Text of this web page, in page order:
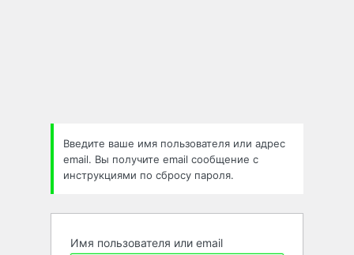
Введите ваше имя пользователя или адрес
email. Вы получите email сообщение с
инструкциями по сбросу пароля.
Имя пользователя или email